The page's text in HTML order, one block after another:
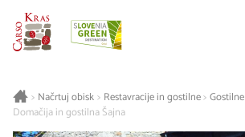
> Načrtuj obisk> Restavracije in gostilne>Gostilne
Domačija in gostilna Šajna